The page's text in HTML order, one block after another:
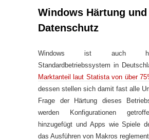
Windows Härtung und
Datenschutz
Windows ist auch
Standardbetriebssystem in
Marktanteil laut Statista von über
dessen stellen sich damit fast alle
Frage der Härtung dieses
werden Konfigurationen
hinzugefügt und Apps wie Spiele
das Ausführen von Makros